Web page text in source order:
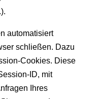
automatisiert
schließen. Dazu
Cookies. Diese
ID, mit
Ihres